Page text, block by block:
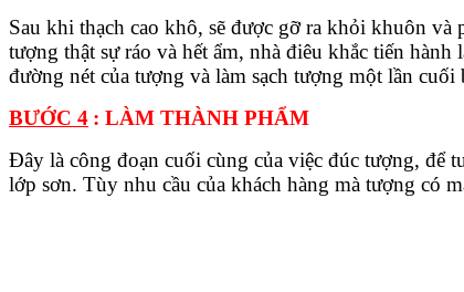
Sau khi thạch cao khô, sẽ được gỡ ra khỏi khuôn
tượng thật sự ráo và hết ẩm, nhà điêu khắc tiến
đường nét của tượng và làm sạch tượng một lần
BƯỚC 4 : LÀM THÀNH PHẨM
Đây là công đoạn cuối cùng của việc đúc tượng, để
lớp sơn. Tùy nhu cầu của khách hàng mà tượng có